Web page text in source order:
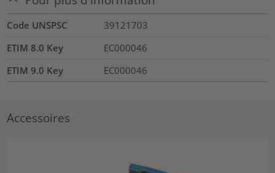
Code UNSPSC
39121703
ETIM 8.0 Key
EC000046
ETIM 9.0 Key
EC000046
Accessoires